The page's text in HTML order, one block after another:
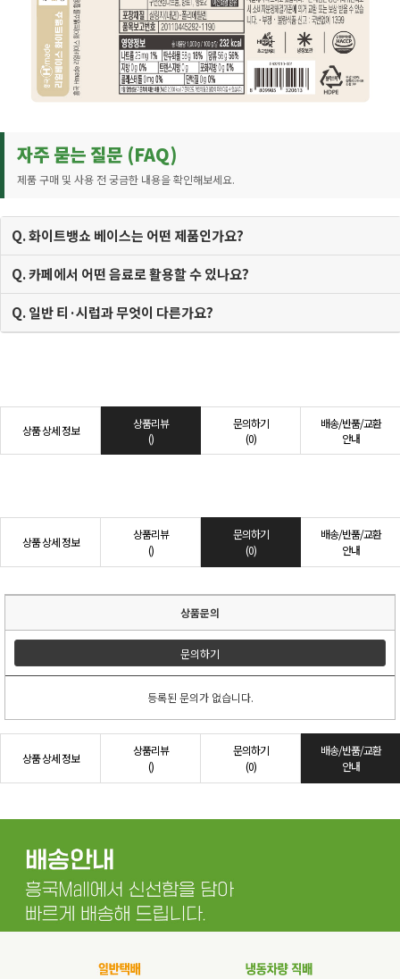
자주 묻는 질문 (FAQ)
제품 구매 및 사용 전 궁금한 내용을 확인해보세요.
Q. 화이트뱅쇼 베이스는 어떤 제품인가요?
Q. 카페에서 어떤 음료로 활용할 수 있나요?
Q. 일반 티·시럽과 무엇이 다른가요?
상품 상세 정보
상품리뷰
()
문의하기
(0)
배송/반품/교환
안내
상품 상세 정보
상품리뷰
()
문의하기
(0)
배송/반품/교환
안내
상품문의
문의하기
등록된 문의가 없습니다.
상품 상세 정보
상품리뷰
()
문의하기
(0)
배송/반품/교환
안내